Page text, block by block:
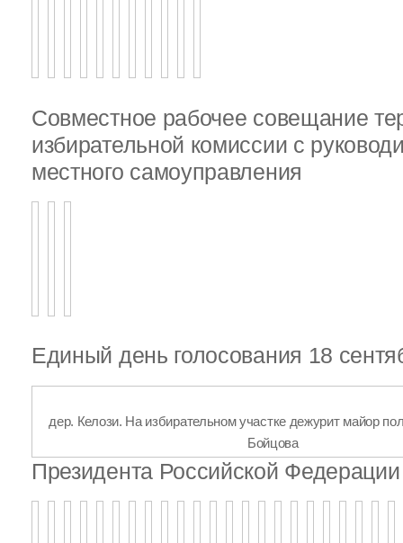
Совместное рабочее совещание
избирательной комиссии с
местного самоуправления
Единый день голосования 18
дер. Келози. На избирательном участке дежурит майор
Бойцова
Президента Российской